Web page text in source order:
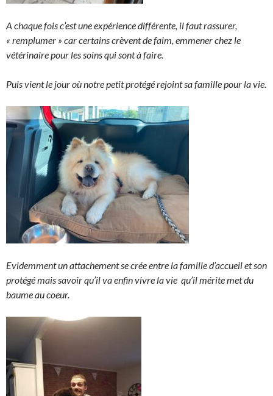
A chaque fois c’est une expérience différente, il faut rassurer,
« remplumer » car certains crèvent de faim, emmener chez le
vétérinaire pour les soins qui sont à faire.
Puis vient le jour où notre petit protégé rejoint sa famille pour la vie.
Evidemment un attachement se crée entre la famille d’accueil et son
protégé mais savoir qu’il va enfin vivre la vie qu’il mérite met du
baume au coeur.